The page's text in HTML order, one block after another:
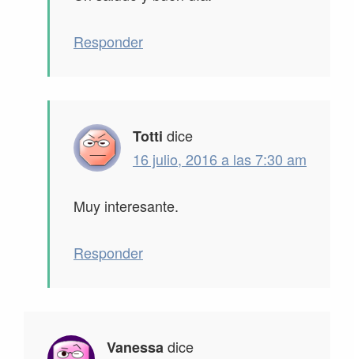
Responder
Totti dice
16 julio, 2016 a las 7:30 am
Muy interesante.
Responder
Vanessadice